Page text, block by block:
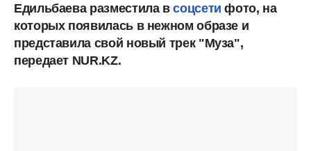
Едильбаева разместила всоцсети фото, на
которых появилась в нежном образе и
представила свой новый трек "Муза",
передает NUR.KZ.